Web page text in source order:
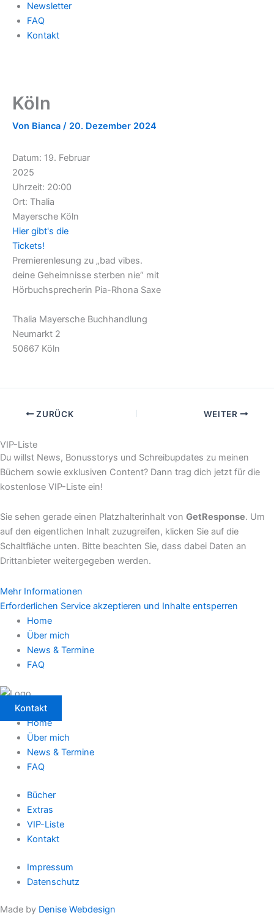
Newsletter
FAQ
Kontakt
Köln
Von Bianca / 20. Dezember 2024
Datum: 19. Februar
2025
Uhrzeit: 20:00
Ort: Thalia
Mayersche Köln
Hier gibt's die
Tickets!
Premierenlesung zu „bad vibes.
deine Geheimnisse sterben nie“ mit
Hörbuchsprecherin Pia-Rhona Saxe
Thalia Mayersche Buchhandlung
Neumarkt 2
50667 Köln
ZURÜCK WEITER
VIP-Liste
Du willst News, Bonusstorys und Schreibupdates zu meinen
Büchern sowie exklusiven Content? Dann trag dich jetzt für die
kostenlose VIP-Liste ein!
Sie sehen gerade einen Platzhalterinhalt von GetResponse. Um
auf den eigentlichen Inhalt zuzugreifen, klicken Sie auf die
Schaltfläche unten. Bitte beachten Sie, dass dabei Daten an
Drittanbieter weitergegeben werden.
Mehr Informationen
Erforderlichen Service akzeptieren und Inhalte entsperren
Home
Über mich
News & Termine
FAQ
Kontakt
Home
Über mich
News & Termine
FAQ
Bücher
Extras
VIP-Liste
Kontakt
Impressum
Datenschutz
Made by Denise Webdesign